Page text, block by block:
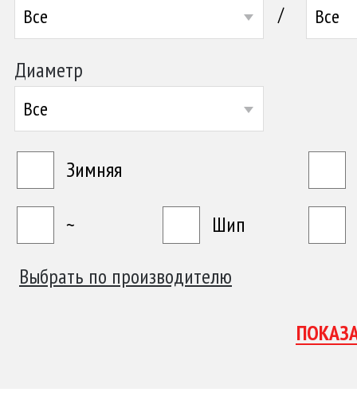
Все / Все
Диаметр
Все
Зимняя
~
Шип
Выбрать по производителю